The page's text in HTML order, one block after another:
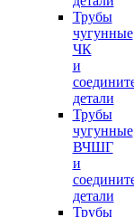
Трубы
чугунные
ЧК
и
детали
Трубы
чугунные
ВЧШГ
и
детали
Трубы